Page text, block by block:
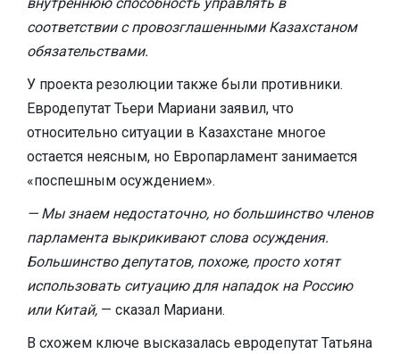
соответствии с провозглашенными Казахстаном
обязательствами.
У проекта резолюции также были противники.
Евродепутат Тьери Мариани заявил, что
относительно ситуации в Казахстане многое
остается неясным, но Европарламент занимается
«поспешным осуждением».
— Мы знаем недостаточно, но большинство членов
парламента выкрикивают слова осуждения.
Большинство депутатов, похоже, просто хотят
использовать ситуацию для нападок на Россию
или Китай, — сказал Мариани.
В схожем ключе высказалась евродепутат Татьяна